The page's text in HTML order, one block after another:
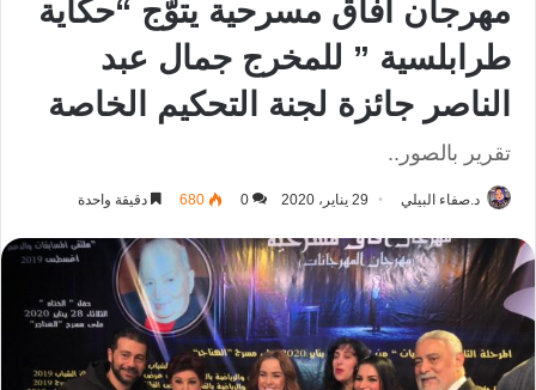
مهرجان آفاق مسرحية يتوّج “حكاية
طرابلسية ” للمخرج جمال عبد
الناصر جائزة لجنة التحكيم الخاصة
تقرير بالصور..
د.صفاء البيلي 29 يناير، 2020 0
680 دقيقة واحدة